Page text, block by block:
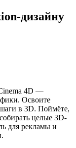
дизайну
4D —
Освоите
в 3D. Поймёте,
целые 3D-
для рекламы и